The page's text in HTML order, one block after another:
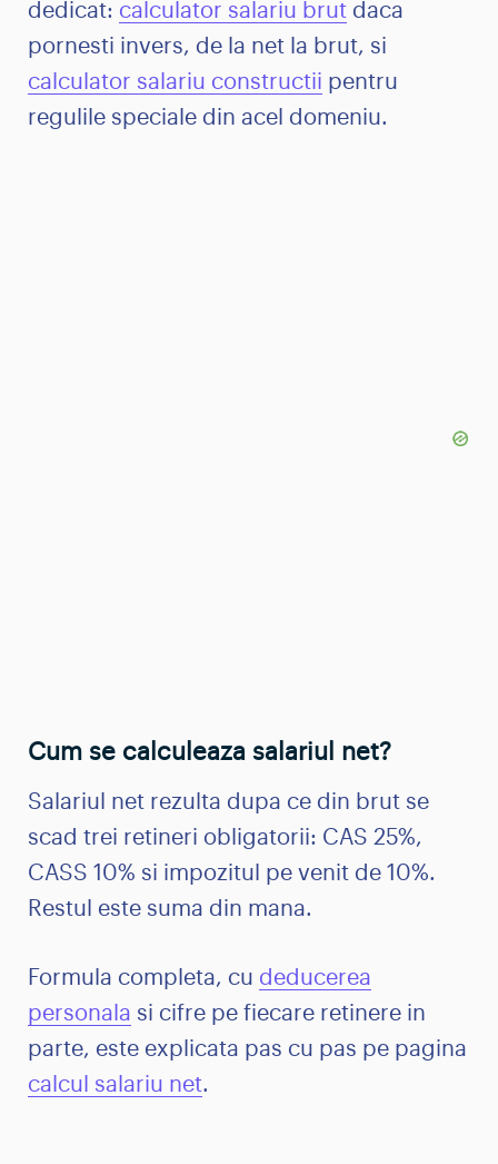
dedicat: calculator salariu brut daca
pornesti invers, de la net la brut, si
calculator salariu constructii pentru
regulile speciale din acel domeniu.
Cum se calculeaza salariul net?
Salariul net rezulta dupa ce din brut se
scad trei retineri obligatorii: CAS 25%,
CASS 10% si impozitul pe venit de 10%.
Restul este suma din mana.
Formula completa, cu deducerea
personala si cifre pe fiecare retinere in
parte, este explicata pas cu pas pe pagina
calcul salariu net.